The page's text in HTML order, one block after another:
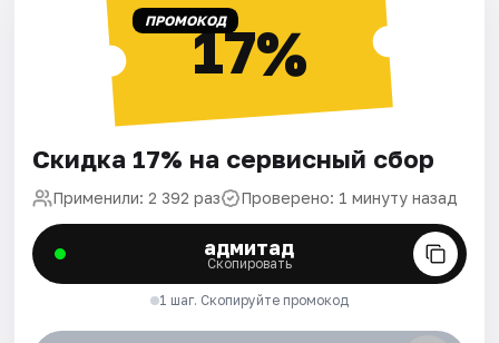
ПРОМОКОД17%
Скидка 17% на сервисный сбор
Применили: 2 392 раз Проверено: 1 минуту назад
адмитад
Скопировать
1 шаг. Скопируйте промокод